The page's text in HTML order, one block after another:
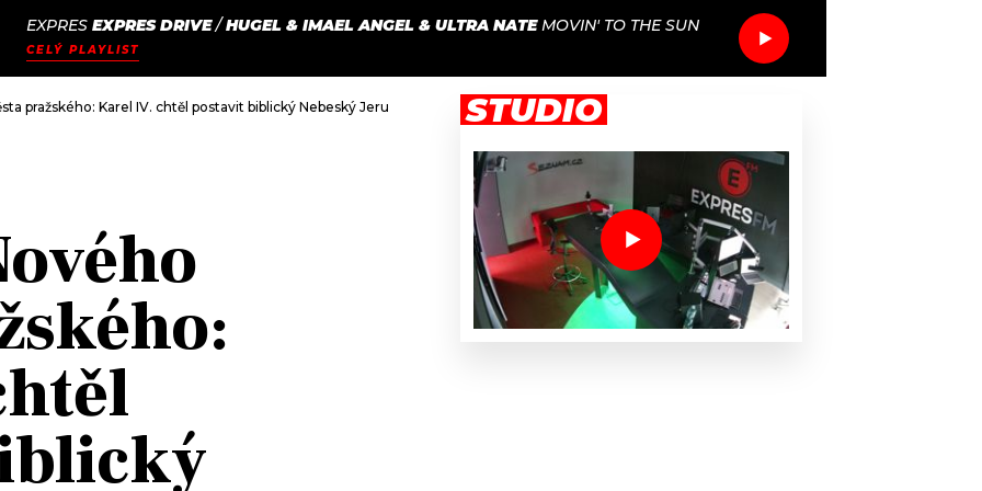
JAK
NALADIT
EXPRES EXPRES DRIVE/HUGEL & IMAEL ANGEL & ULTRA NATE MOVIN' TO THE SUN
CELÝ PLAYLIST
pražského: Karel IV. chtěl postavit biblický Nebeský Jeruzalém na zemiSTUDIO